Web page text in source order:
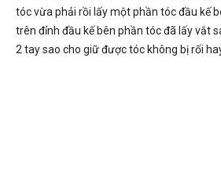
tóc vừa phải rồi lấy một phần tóc đầu kế
trên đỉnh đầu kế bên phần tóc đã lấy vắt
2 tay sao cho giữ được tóc không bị rối